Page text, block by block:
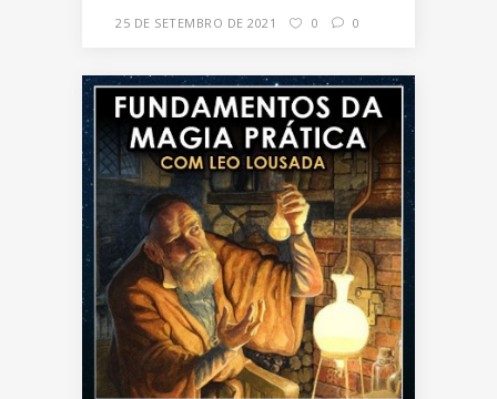
25 DE SETEMBRO DE 2021 0 0